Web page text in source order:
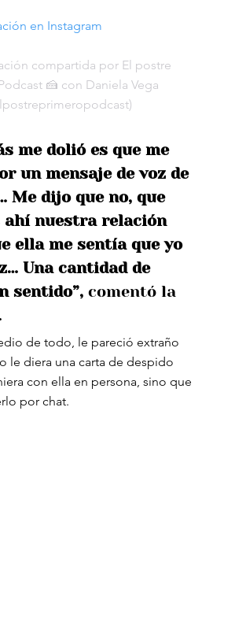
en Instagram
compartida por El postre
🍰 con Daniela Vega
me dolió es que me
un mensaje de voz de
Me dijo que no, que
ahí nuestra relación
ella me sentía que yo
Una cantidad de
sentido”, comentó la
de todo, le pareció extraño
le diera una carta de despido
con ella en persona, sino que
por chat.